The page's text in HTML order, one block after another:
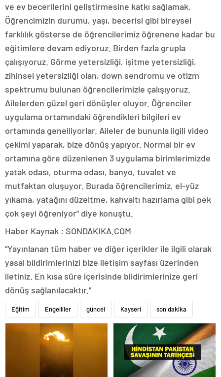
ve ev becerilerini geliştirmesine katkı sağlamak.
Öğrencimizin durumu, yaşı, becerisi gibi bireysel
farklılık gösterse de öğrencilerimiz öğrenene kadar bu
eğitimlere devam ediyoruz. Birden fazla grupla
çalışıyoruz. Görme yetersizliği, işitme yetersizliği,
zihinsel yetersizliği olan, down sendromu ve otizm
spektrumu bulunan öğrencilerimizle çalışıyoruz.
Ailelerden güzel geri dönüşler oluyor. Öğrenciler
uygulama ortamındaki öğrendikleri bilgileri ev
ortamında genelliyorlar. Aileler de bununla ilgili video
çekimi yaparak, bize dönüş yapıyor. Normal bir ev
ortamına göre düzenlenen 3 uygulama birimlerimizde
yatak odası, oturma odası, banyo, tuvalet ve
mutfaktan oluşuyor. Burada öğrencilerimiz, el-yüz
yıkama, yatağını düzeltme, kahvaltı hazırlama gibi pek
çok şeyi öğreniyor” diye konuştu.
Haber Kaynak : SONDAKIKA.COM
“Yayınlanan tüm haber ve diğer içerikler ile ilgili olarak
yasal bildirimlerinizi bize iletişim sayfası üzerinden
iletiniz. En kısa süre içerisinde bildirimlerinize geri
dönüş sağlanılacaktır.”
Eğitim Engelliler güncel Kayseri son dakika